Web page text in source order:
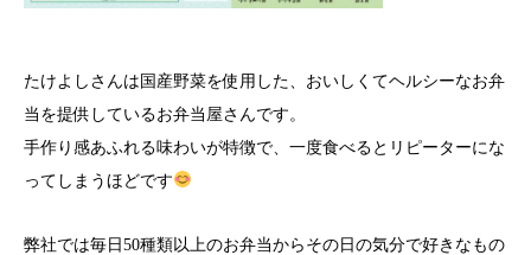
たけよしさんは国産野菜を使用した、おいしくてヘルシーなお弁
当を提供しているお弁当屋さんです。
手作り感あふれる味わいが特徴で、一度食べるとリピーターにな
ってしまうほどです
弊社では毎日50種類以上のお弁当からその日の気分で好きなもの